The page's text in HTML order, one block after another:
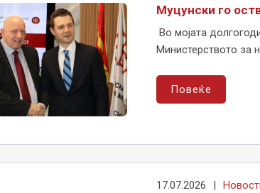
Муцунски го
Во мојата
Министерството за
Повеќе
17.07.2026 |